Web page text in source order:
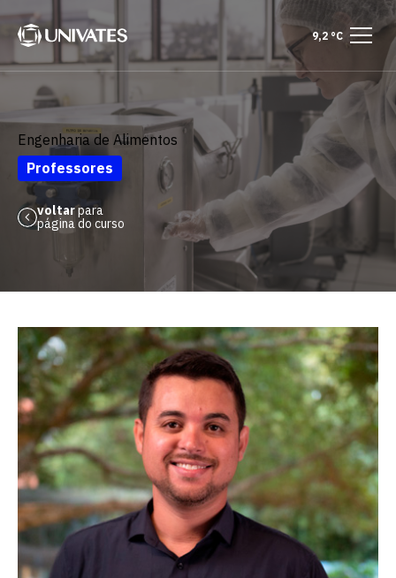
9,2 °C
Engenharia de Alimentos
Professores
voltarpara
página do curso